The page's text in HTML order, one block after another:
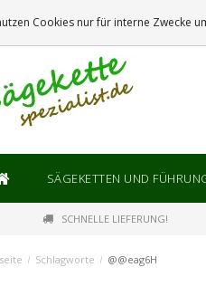
SÄGEKETTEN UND
SCHNELLE LIEFERUNG!
/ Schlagworte / @@eag6H
Cookies nur für interne Zwecke